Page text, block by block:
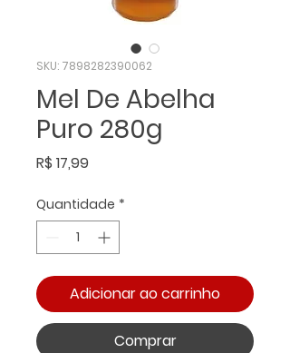
SKU: 7898282390062
Mel De Abelha
Puro 280g
R$ 17,99Preço
Quantidade *
Adicionar ao carrinho
Comprar